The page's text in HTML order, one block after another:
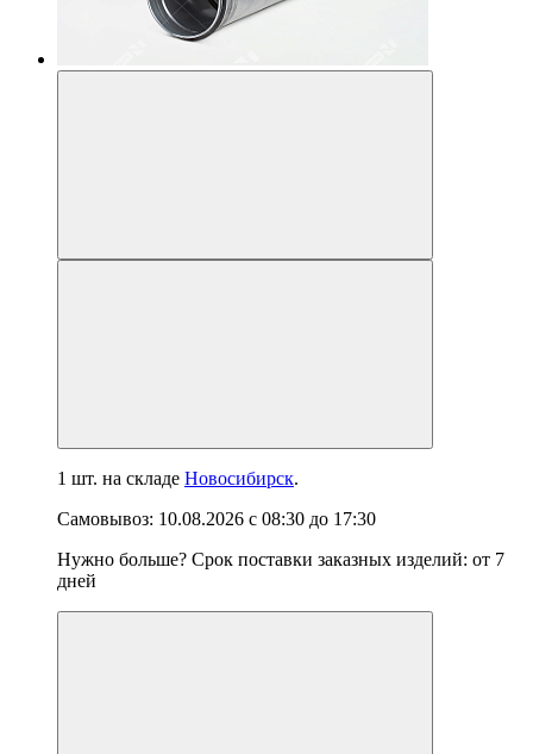
1 шт. на складе Новосибирск.
Самовывоз: 10.08.2026 с 08:30 до 17:30
Нужно больше? Срок поставки заказных изделий: от 7
дней